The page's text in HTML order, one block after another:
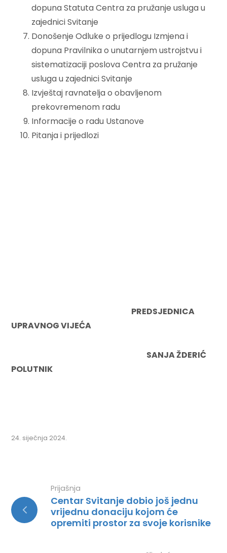
dopuna Statuta Centra za pružanje usluga u
zajednici Svitanje
Donošenje Odluke o prijedlogu Izmjena i
dopuna Pravilnika o unutarnjem ustrojstvu i
sistematizaciji poslova Centra za pružanje
usluga u zajednici Svitanje
Izvještaj ravnatelja o obavljenom
prekovremenom radu
Informacije o radu Ustanove
Pitanja i prijedlozi
PREDSJEDNICA
UPRAVNOG VIJEĆA
SANJA ŽDERIĆ
POLUTNIK
24. siječnja 2024.
Prijašnja
Centar Svitanje dobio još jednu
vrijednu donaciju kojom će
opremiti prostor za svoje korisnike